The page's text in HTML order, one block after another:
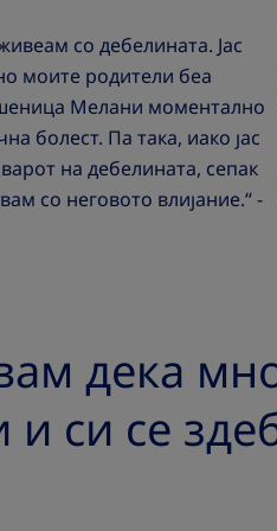
со дебелината. Јас
моите родители беа
Мелани моментално
болест. Па така, иако јас
на дебелината, сепак
со неговото влијание.“ -
дека
и си се